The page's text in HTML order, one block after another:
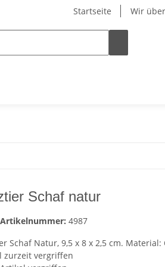
Startseite Wir
Schaf natur
Artikelnummer: 4987
Schaf Natur, 9,5 x 8 x 2,5 cm.
zurzeit vergriffen